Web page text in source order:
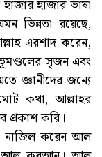
হাজার ভাষা
ভিন্নতা রয়েছে,
এরশাদ করেন,
সৃজন এবং
জ্ঞানীদের জন্যে
কথা, আল্লাহর
প্রকাশ করি।
নাজিল করেন আল